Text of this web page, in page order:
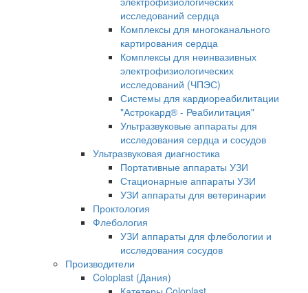
исследований сердца
Комплексы для многоканального
картирования сердца
Комплексы для неинвазивных
электрофизиологических
исследований (ЧПЭС)
Системы для кардиореабилитации
"Астрокард® - Реабилитация"
Ультразвуковые аппараты для
исследования сердца и сосудов
Ультразвуковая диагностика
Портативные аппараты УЗИ
Стационарные аппараты УЗИ
УЗИ аппараты для ветеринарии
Проктология
Флебология
УЗИ аппараты для флебологии и
исследования сосудов
Производители
Coloplast (Дания)